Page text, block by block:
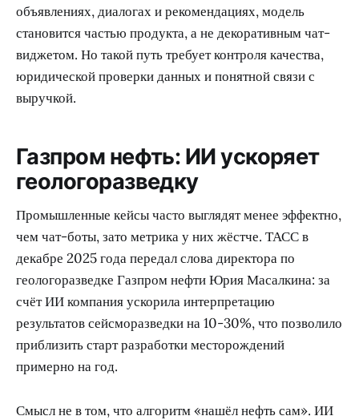
объявлениях, диалогах и рекомендациях, модель
становится частью продукта, а не декоративным чат-
виджетом. Но такой путь требует контроля качества,
юридической проверки данных и понятной связи с
выручкой.
Газпром нефть: ИИ ускоряет
геологоразведку
Промышленные кейсы часто выглядят менее эффектно,
чем чат-боты, зато метрика у них жёстче. ТАСС в
декабре 2025 года передал слова директора по
геологоразведке Газпром нефти Юрия Масалкина: за
счёт ИИ компания ускорила интерпретацию
результатов сейсморазведки на 10-30%, что позволило
приблизить старт разработки месторождений
примерно на год.
Смысл не в том, что алгоритм «нашёл нефть сам». ИИ